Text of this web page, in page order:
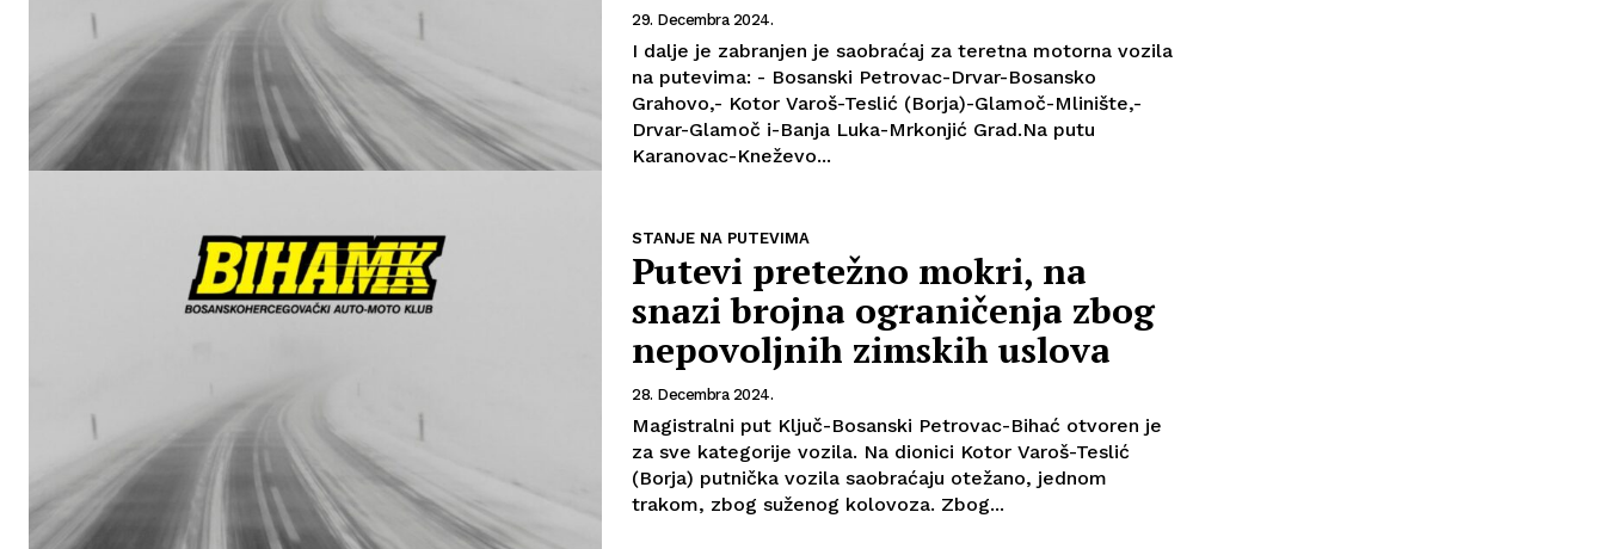
29. Decembra 2024.
I dalje je zabranjen je saobraćaj za teretna motorna vozila
na putevima: - Bosanski Petrovac-Drvar-Bosansko
Grahovo,- Kotor Varoš-Teslić (Borja)-Glamoč-Mlinište,-
Drvar-Glamoč i-Banja Luka-Mrkonjić Grad.Na putu
Karanovac-Kneževo...
STANJE NA PUTEVIMA
Putevi pretežno mokri, na
snazi brojna ograničenja zbog
nepovoljnih zimskih uslova
28. Decembra 2024.
Magistralni put Ključ-Bosanski Petrovac-Bihać otvoren je
za sve kategorije vozila. Na dionici Kotor Varoš-Teslić
(Borja) putnička vozila saobraćaju otežano, jednom
trakom, zbog suženog kolovoza. Zbog...